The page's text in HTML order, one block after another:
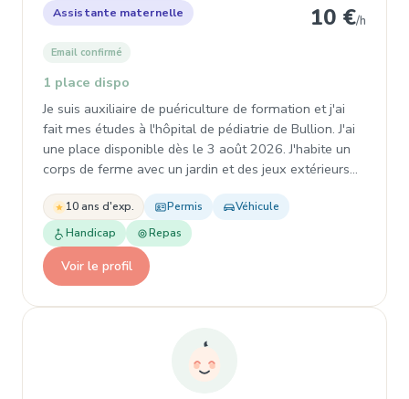
Assistante maternelle 10 €/h
Email confirmé
1 place dispo
Je suis auxiliaire de puériculture de formation et j'ai
fait mes études à l'hôpital de pédiatrie de Bullion. J'ai
une place disponible dès le 3 août 2026. J'habite un
corps de ferme avec un jardin et des jeux extérieurs…
10 ans d'exp. Permis
Véhicule
Handicap
Repas
Voir le profil